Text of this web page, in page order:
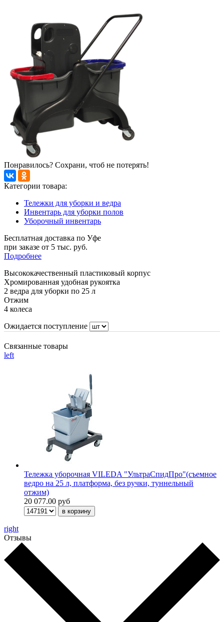
Понравилось? Сохрани, чтоб не потерять!
Категории товара:
Тележки для уборки и ведра
Инвентарь для уборки полов
Уборочный инвентарь
Бесплатная доставка по Уфе
при заказе от 5 тыс. руб.
Подробнее
Высококачественный пластиковый корпус
Хромированная удобная рукоятка
2 ведра для уборки по 25 л
Отжим
4 колеса
Ожидается поступление
Связанные товары
left
Тележка уборочная VILEDA "УльтраСпидПро"(съемное
ведро на 25 л, платформа, без ручки, туннельный
отжим)
20 077.00 руб
right
Отзывы